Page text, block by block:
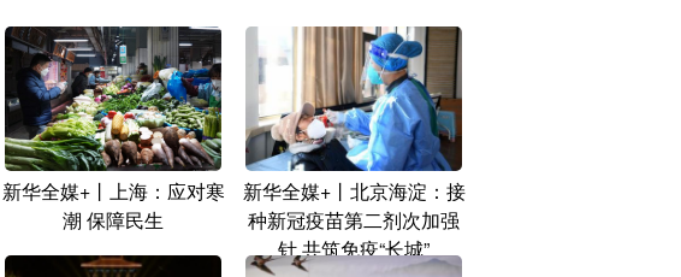
新华全媒+丨上海：应对寒
潮 保障民生
新华全媒+丨北京海淀：接
种新冠疫苗第二剂次加强
针 共筑免疫“长城”